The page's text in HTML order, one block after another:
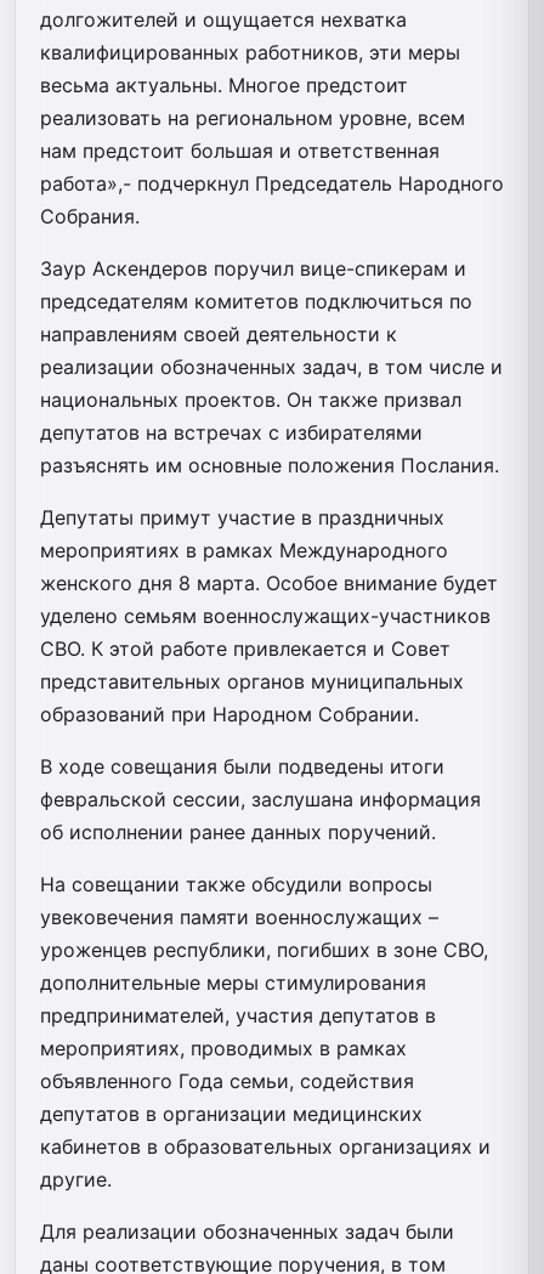
долгожителей и ощущается нехватка
квалифицированных работников, эти меры
весьма актуальны. Многое предстоит
реализовать на региональном уровне, всем
нам предстоит большая и ответственная
работа»,- подчеркнул Председатель Народного
Собрания.
Заур Аскендеров поручил вице-спикерам и
председателям комитетов подключиться по
направлениям своей деятельности к
реализации обозначенных задач, в том числе и
национальных проектов. Он также призвал
депутатов на встречах с избирателями
разъяснять им основные положения Послания.
Депутаты примут участие в праздничных
мероприятиях в рамках Международного
женского дня 8 марта. Особое внимание будет
уделено семьям военнослужащих-участников
СВО. К этой работе привлекается и Совет
представительных органов муниципальных
образований при Народном Собрании.
В ходе совещания были подведены итоги
февральской сессии, заслушана информация
об исполнении ранее данных поручений.
На совещании также обсудили вопросы
увековечения памяти военнослужащих –
уроженцев республики, погибших в зоне СВО,
дополнительные меры стимулирования
предпринимателей, участия депутатов в
мероприятиях, проводимых в рамках
объявленного Года семьи, содействия
депутатов в организации медицинских
кабинетов в образовательных организациях и
другие.
Для реализации обозначенных задач были
даны соответствующие поручения, в том